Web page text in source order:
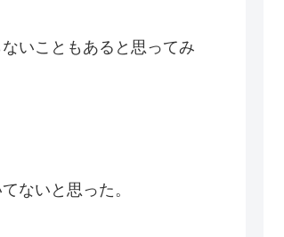
いこともあると思ってみ
ないと思った。